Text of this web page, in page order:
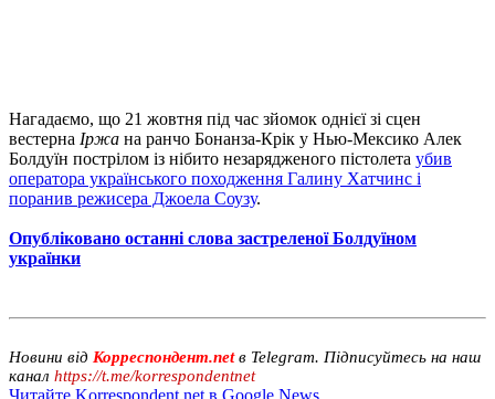
Нагадаємо, що 21 жовтня під час зйомок однієї зі сцен
вестерна Іржа на ранчо Бонанза-Крік у Нью-Мексико Алек
Болдуїн пострілом із нібито незарядженого пістолета убив
оператора українського походження Галину Хатчинс і
поранив режисера Джоела Соузу.
Опубліковано останні слова застреленої Болдуїном
українки
Новини від Корреспондент.netв Telegram. Підписуйтесь на наш
канал https://t.me/korrespondentnet
Читайте Korrespondent.net в Google News